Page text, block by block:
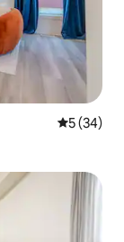
Rating
5 (34)